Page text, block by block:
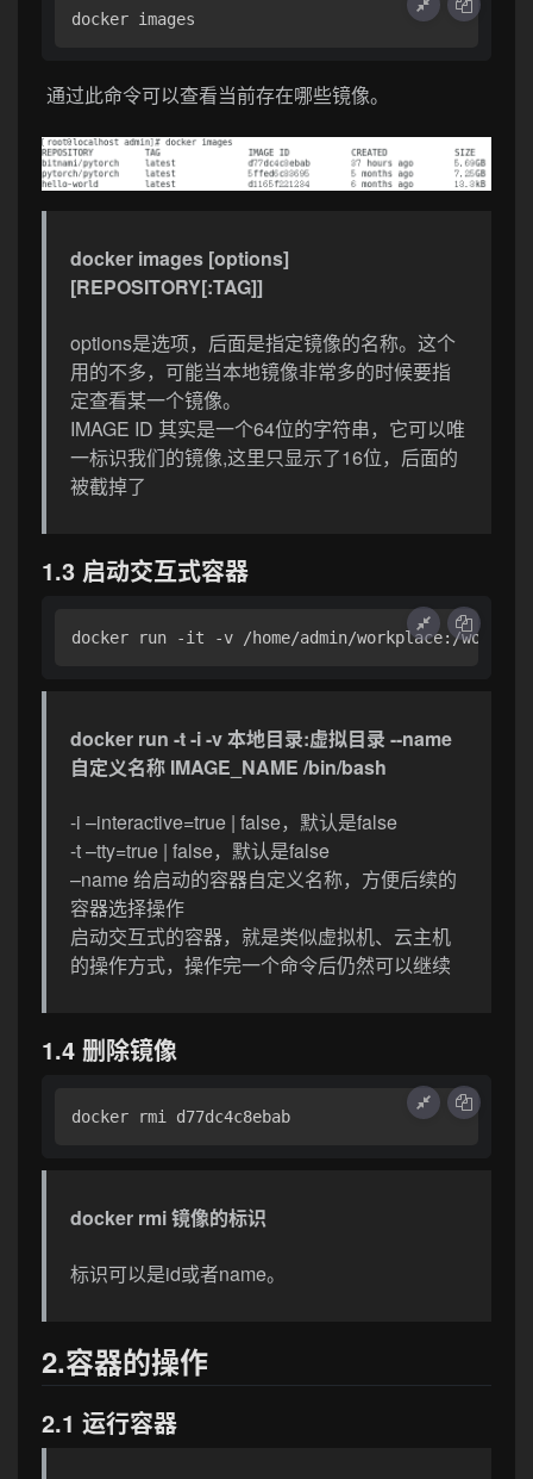
docker images
通过此命令可以查看当前存在哪些镜像。
docker images [options]
[REPOSITORY[:TAG]]
options是选项，后面是指定镜像的名称。这个
用的不多，可能当本地镜像非常多的时候要指
定查看某一个镜像。
IMAGE ID 其实是一个64位的字符串，它可以唯
一标识我们的镜像,这里只显示了16位，后面的
被截掉了
1.3 启动交互式容器
docker run -it -v /home/admin/workplace:/
docker run -t -i -v 本地目录:虚拟目录 --name
自定义名称 IMAGE_NAME /bin/bash
-i –interactive=true | false，默认是false
-t –tty=true | false，默认是false
–name 给启动的容器自定义名称，方便后续的
容器选择操作
启动交互式的容器，就是类似虚拟机、云主机
的操作方式，操作完一个命令后仍然可以继续
1.4 删除镜像
docker rmi d77dc4c8ebab
docker rmi 镜像的标识
标识可以是id或者name。
2.容器的操作
2.1 运行容器